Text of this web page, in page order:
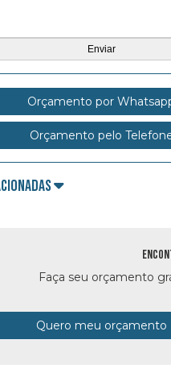
Orçamento por
Orçamento pelo
Faça seu orçamento
Quero meu orçamento